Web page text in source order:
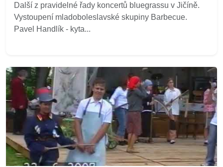
Další z pravidelné řady koncertů bluegrassu v Jičíně.
Vystoupení mladoboleslavské skupiny Barbecue.
Pavel Handlík - kyta...